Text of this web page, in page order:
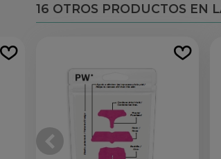
16 OTROS PRODUCTOS EN